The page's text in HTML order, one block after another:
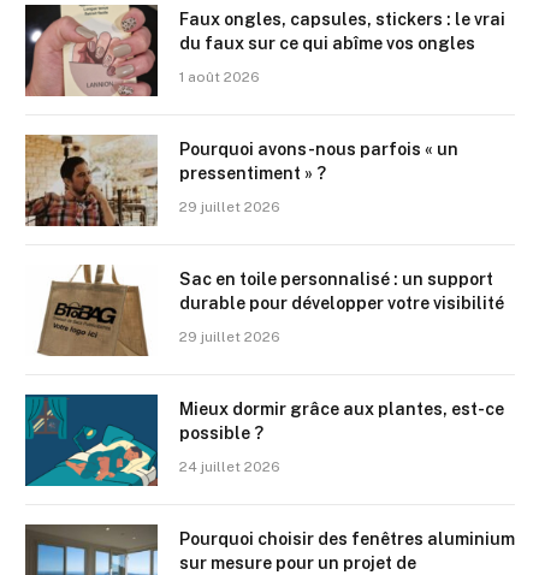
Faux ongles, capsules, stickers : le vrai
du faux sur ce qui abîme vos ongles
1 août 2026
Pourquoi avons-nous parfois « un
pressentiment » ?
29 juillet 2026
Sac en toile personnalisé : un support
durable pour développer votre visibilité
29 juillet 2026
Mieux dormir grâce aux plantes, est-ce
possible ?
24 juillet 2026
Pourquoi choisir des fenêtres aluminium
sur mesure pour un projet de